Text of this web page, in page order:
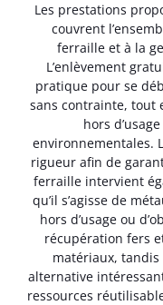
Les prestations
couvrent
ferraille et à la
L’enlèvement
pratique pour se
sans contrainte, tout
hors
environnementales.
rigueur afin de
ferraille intervient
qu’il s’agisse de
hors d’usage ou
récupération fers
matériaux,
alternative
ressources